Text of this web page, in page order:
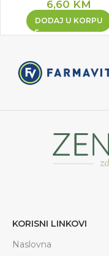
6,60 KM
DODAJ U KORPU
KORISNI LINKOVI
Naslovna